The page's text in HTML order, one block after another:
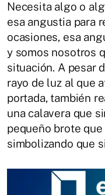
Necesita algo o
esa angustia para
ocasiones, esa
y somos nosotros
situación. A pesar
rayo de luz al que
portada, también
una calavera que
pequeño brote
simbolizando que